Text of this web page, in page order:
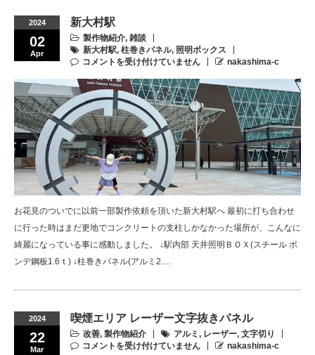
2024
02
Apr
新大村駅
製作物紹介, 雑談
新大村駅, 柱巻きパネル, 照明ボックス
コメントを受け付けていません
nakashima-c
お花見のついでに以前一部製作依頼を頂いた新大村駅へ 最初に打ち合わせ
に行った時はまだ更地でコンクリートの支柱しかなかった場所が、こんなに
綺麗になっている事に感動しました。 ↓駅内部 天井照明ＢＯＸ(スチール ボ
ンデ鋼板1.6ｔ) ↓柱巻きパネル(アルミ2.…
2024
22
Mar
喫煙エリア レーザー文字抜きパネル
改善, 製作物紹介 アルミ , レーザー, 文字切り
コメントを受け付けていません
nakashima-c